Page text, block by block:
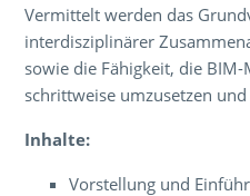
Vermittelt werden das
interdisziplinärer
sowie die Fähigkeit, die
schrittweise umzusetzen
Inhalte:
Vorstellung und